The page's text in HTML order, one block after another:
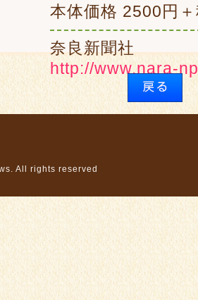
本体価格 2500
奈良新聞社
http://www.nara-
All rights reserved